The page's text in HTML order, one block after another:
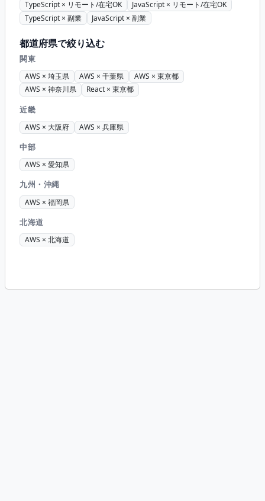
TypeScript × リモート/在宅OK
JavaScript × リモート/在宅OK
TypeScript × 副業
JavaScript × 副業
都道府県で絞り込む
関東
AWS × 埼玉県 AWS × 千葉県
AWS × 東京都
AWS × 神奈川県
React × 東京都
近畿
AWS × 大阪府 AWS × 兵庫県
中部
AWS × 愛知県
九州・沖縄
AWS × 福岡県
北海道
AWS × 北海道